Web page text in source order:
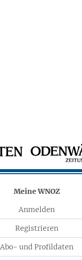
Meine WNOZ
Anmelden
Registrieren
Abo- und Profildaten